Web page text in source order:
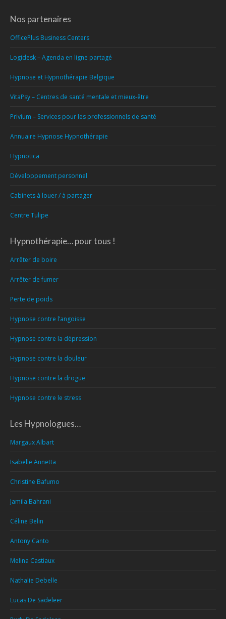
Nos partenaires
OfficePlus Business Centers
Logidesk – Agenda en ligne partagé
Hypnose et Hypnothérapie Belgique
VitaPsy – Centres de santé mentale et mieux-être
Privium – Services pour les professionnels de santé
Annuaire Hypnose Hypnothérapie
Hypnotica
Développement personnel
Cabinets à louer / à partager
Centre Tulipe
Hypnothérapie… pour tous !
Arrêter de boire
Arrêter de fumer
Perte de poids
Hypnose contre l’angoisse
Hypnose contre la dépression
Hypnose contre la douleur
Hypnose contre la drogue
Hypnose contre le stress
Les Hypnologues…
Margaux Albart
Isabelle Annetta
Christine Bafumo
Jamila Bahrani
Céline Belin
Antony Canto
Melina Castiaux
Nathalie Debelle
Lucas De Sadeleer